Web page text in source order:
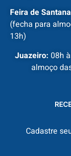
Feira de
(fecha para
13h)
Juazeiro: 08h
almoço
Cadastre